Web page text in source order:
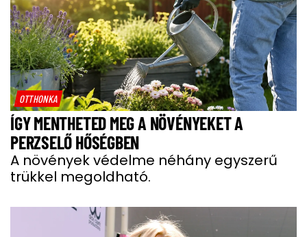
OTTHONKA
ÍGY MENTHETED MEG A NÖVÉNYEKET A
PERZSELŐ HŐSÉGBEN
A növények védelme néhány egyszerű
trükkel megoldható.